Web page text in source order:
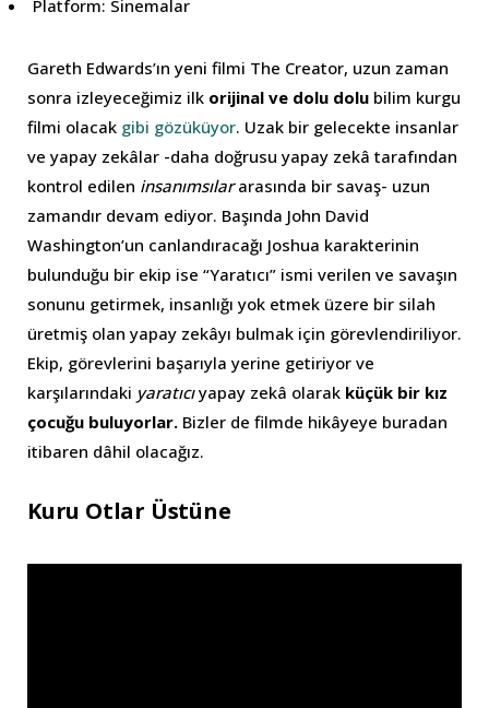
Platform: Sinemalar
Gareth Edwards’ın yeni filmi The Creator, uzun zaman
sonra izleyeceğimiz ilk orijinal ve dolu dolu bilim kurgu
filmi olacak gibi gözüküyor. Uzak bir gelecekte insanlar
ve yapay zekâlar -daha doğrusu yapay zekâ tarafından
kontrol edilen insanımsılararasında bir savaş- uzun
zamandır devam ediyor. Başında John David
Washington’un canlandıracağı Joshua karakterinin
bulunduğu bir ekip ise “Yaratıcı” ismi verilen ve savaşın
sonunu getirmek, insanlığı yok etmek üzere bir silah
üretmiş olan yapay zekâyı bulmak için görevlendiriliyor.
Ekip, görevlerini başarıyla yerine getiriyor ve
karşılarındaki yaratıcıyapay zekâ olarak küçük bir kız
çocuğu buluyorlar. Bizler de filmde hikâyeye buradan
itibaren dâhil olacağız.
Kuru Otlar Üstüne